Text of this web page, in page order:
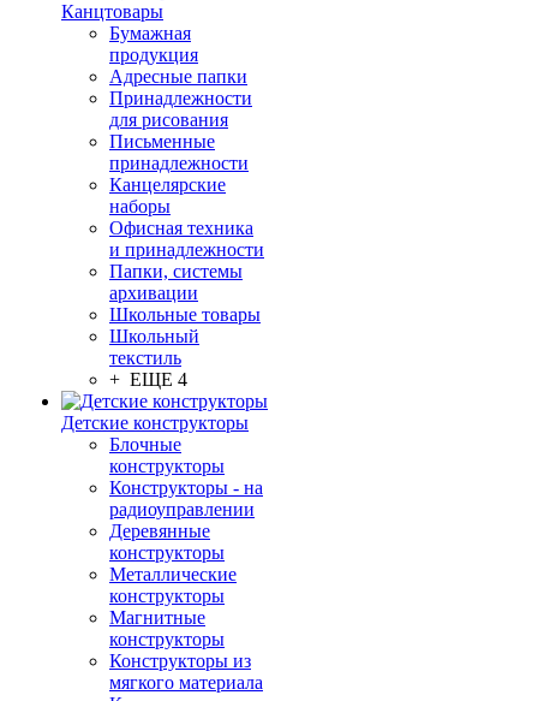
Канцтовары
Бумажная
продукция
Адресные папки
Принадлежности
для рисования
Письменные
принадлежности
Канцелярские
наборы
Офисная техника
и принадлежности
Папки, системы
архивации
Школьные товары
Школьный
текстиль
+ ЕЩЕ 4
Детские конструкторы
Блочные
конструкторы
Конструкторы - на
радиоуправлении
Деревянные
конструкторы
Металлические
конструкторы
Магнитные
конструкторы
Конструкторы из
мягкого материала